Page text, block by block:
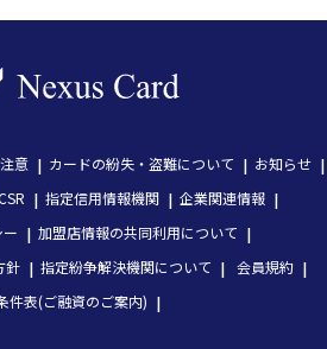
意 カードの紛失・盗難について
お知らせ
指定信用情報機関
企業関連情報
加盟店情報の共同利用について
針
指定紛争解決機関について
会員規約
件表(ご融資のご案内)